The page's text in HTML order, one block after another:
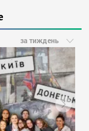
за тиждень